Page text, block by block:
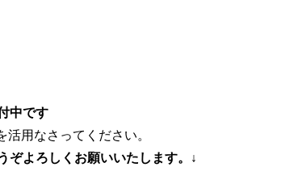
中です
用なさってください。
よろしくお願いいたします。 ↓